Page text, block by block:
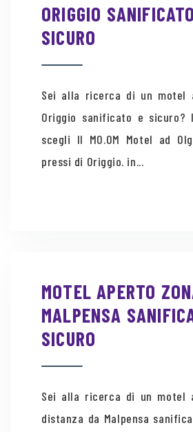
ORIGGIO
SICURO
Sei alla ricerca di un motel
Origgio sanificato e sicuro?
scegli Il MO.OM Motel ad
pressi di Origgio. in...
MOTEL APERTO
MALPENSA
SICURO
Sei alla ricerca di un motel
distanza da Malpensa